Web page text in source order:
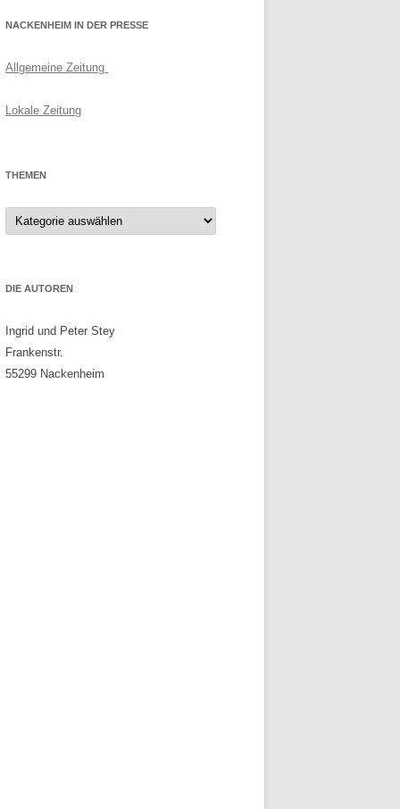
NACKENHEIM IN DER PRESSE
Allgemeine Zeitung
Lokale Zeitung
THEMEN
Themen
DIE AUTOREN
Ingrid und Peter Stey
Frankenstr.
55299 Nackenheim